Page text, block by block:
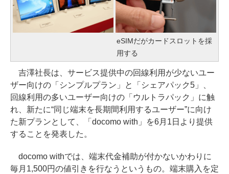
eSIMだがカードスロットを採
用する
吉澤社長は、サービス提供中の回線利用が少ないユー
ザー向けの「シンプルプラン」と「シェアパック5」、
回線利用の多いユーザー向けの「ウルトラパック」に触
れ、新たに“同じ端末を長期間利用するユーザー”に向け
た新プランとして、「docomo with」を6月1日より提供
することを発表した。
docomo withでは、端末代金補助が付かないかわりに
毎月1,500円の値引きを行なうというもの。端末購入を定